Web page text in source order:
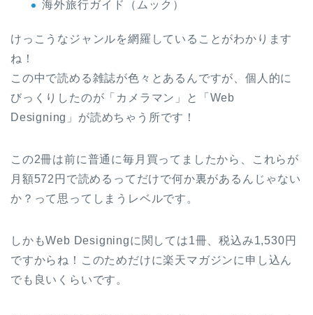
海外旅行ガイド（ムック）
けっこうなジャンルを網羅していることがわかります
ね！
この中で読める雑誌が色々とあるんですが、個人的に
びっくりしたのが「カメラマン」と「Web
Designing」が読めちゃう所です！
この2冊は前に普通に毎月買ってましたから、これらが
月額572円で読めるってだけで何か裏があるんじゃない
か？って思ってしまうレベルです。
しかもWeb Designingに関しては1冊、税込み1,530円
ですからね！このためだけに楽天マガジンに申し込ん
でも良いくらいです。